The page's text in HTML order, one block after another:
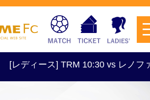
[レディース] TRM 10:30 vs レノファ